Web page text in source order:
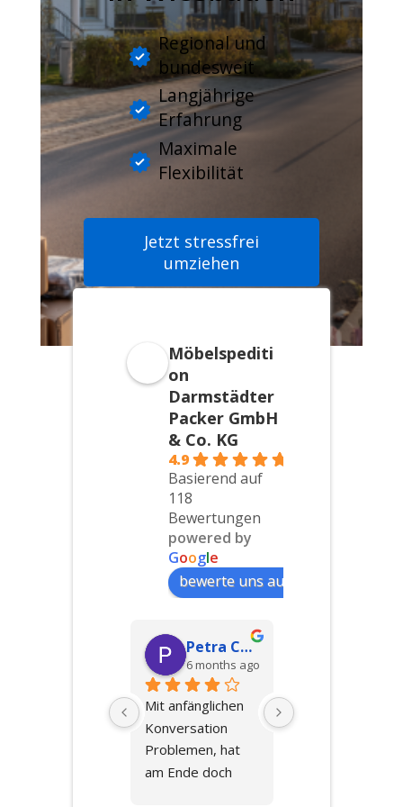
Regional und
bundesweit
Langjährige
Erfahrung
Maximale
Flexibilität
Jetzt stressfrei
umziehen
Möbelspediti
on
Darmstädter
Packer GmbH
& Co. KG
4.9
Basierend auf
118
Bewertungen
powered by
Google
bewerte uns auf
Petra Collins
6 months ago
Mit anfänglichen
Konversation
Problemen, hat
am Ende doch